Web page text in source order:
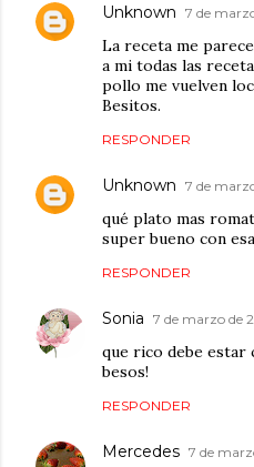
Unknown 7 de marzo
La receta me
a mi todas las
pollo me vuelven
Besitos.
RESPONDER
Unknown 7 de marzo
qué plato mas
super bueno con
RESPONDER
Sonia 7 de marzo de
que rico debe estar
besos!
RESPONDER
Mercedes 7 de